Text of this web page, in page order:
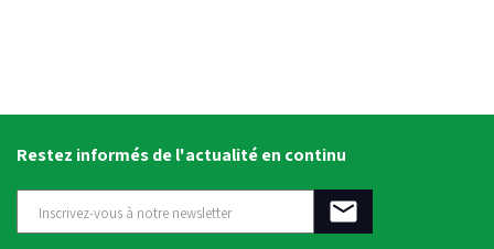
Restez informés de l'actualité en continu